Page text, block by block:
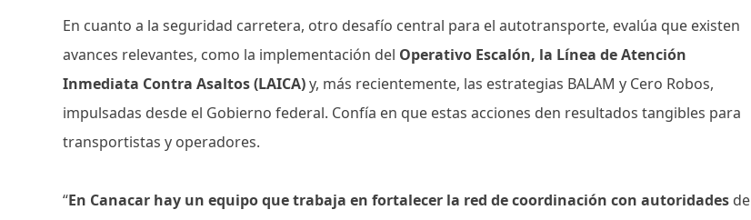
En cuanto a la seguridad carretera, otro desafío central para el autotransporte, evalúa que existen
avances relevantes, como la implementación del Operativo Escalón, la Línea de Atención
Inmediata Contra Asaltos (LAICA)y, más recientemente, las estrategias BALAM y Cero Robos,
impulsadas desde el Gobierno federal. Confía en que estas acciones den resultados tangibles para
transportistas y operadores.
“En Canacar hay un equipo que trabaja en fortalecer la red de coordinación con autoridades de